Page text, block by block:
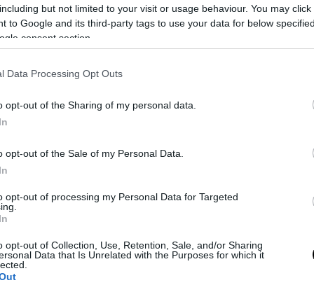
but not limited to your visit or usage behaviour. You may
to Google and its third-party tags to use your data for below
consent section.
Data Processing Opt Outs
opt-out of the Sharing of my personal data.
opt-out of the Sale of my Personal Data.
opt-out of processing my Personal Data for Targeted
opt-out of Collection, Use, Retention, Sale, and/or Sharing
Data that Is Unrelated with the Purposes for which it